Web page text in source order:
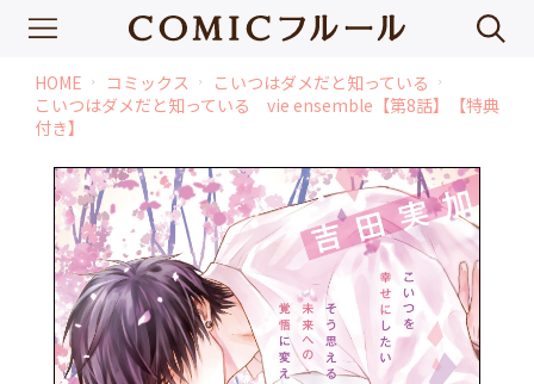
HOME chevron_right コミックス chevron_right こいつはダメだと知っている chevron_right
こいつはダメだと知っている vie ensemble【第8話】【特典
付き】